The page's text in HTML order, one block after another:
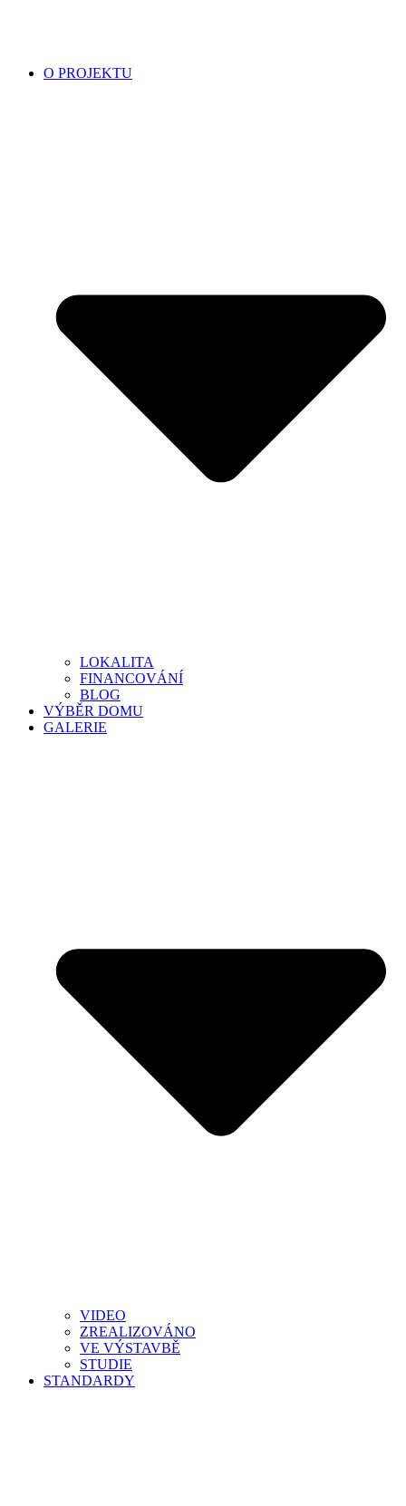
O PROJEKTU
LOKALITA
FINANCOVÁNÍ
BLOG
VÝBĚR DOMU
GALERIE
VIDEO
ZREALIZOVÁNO
VE VÝSTAVBĚ
STUDIE
STANDARDY